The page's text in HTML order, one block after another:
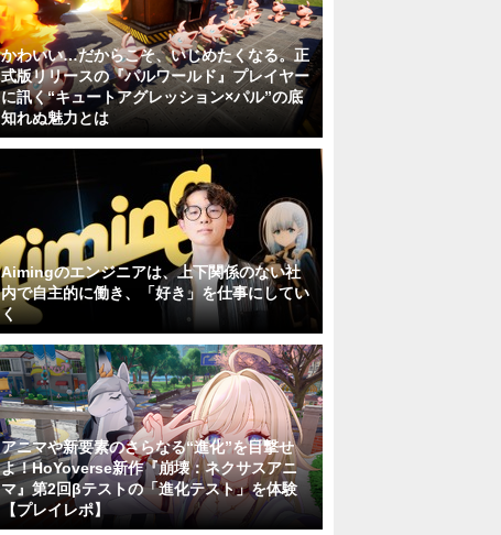
かわいい…だからこそ、いじめたくなる。正
式版リリースの『パルワールド』プレイヤー
に訊く“キュートアグレッション×パル”の底
知れぬ魅力とは
Aimingのエンジニアは、上下関係のない社
内で自主的に働き、「好き」を仕事にしてい
く
アニマや新要素のさらなる“進化”を目撃せ
よ！HoYoverse新作『崩壊：ネクサスアニ
マ』第2回βテストの「進化テスト」を体験
【プレイレポ】